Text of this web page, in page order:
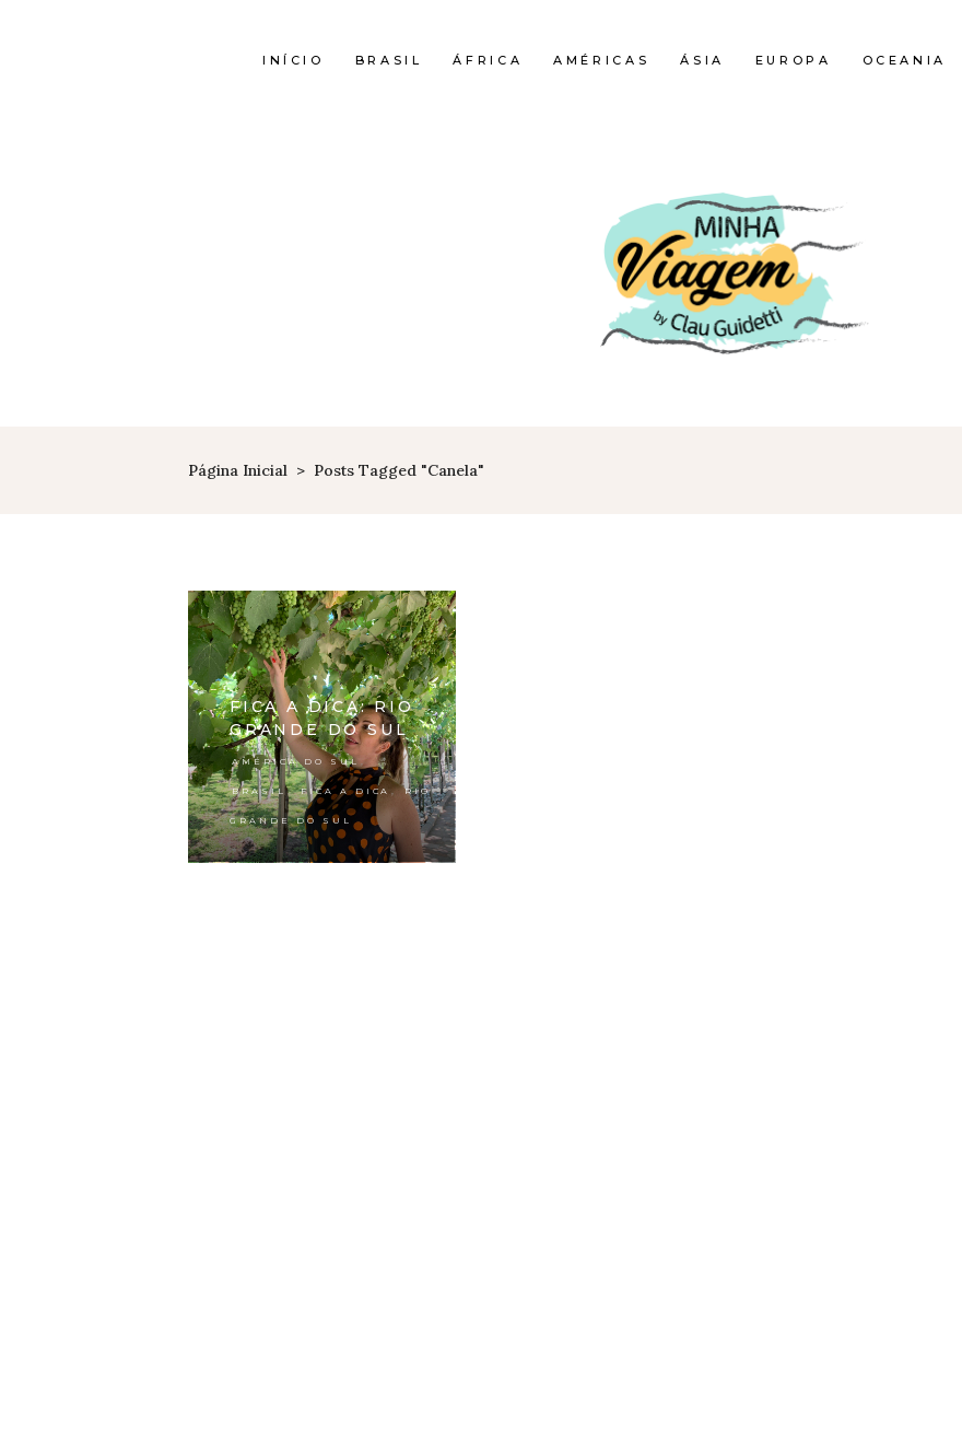
INÍCIO BRASIL ÁFRICA AMÉRICAS ÁSIA EUROPA OCEANIA
Página Inicial > Posts Tagged "canela"
FICA A DICA: RIO
GRANDE DO SUL
AMÉRICA DO SUL ,
BRASIL , FICA A DICA , RIO
GRANDE DO SUL